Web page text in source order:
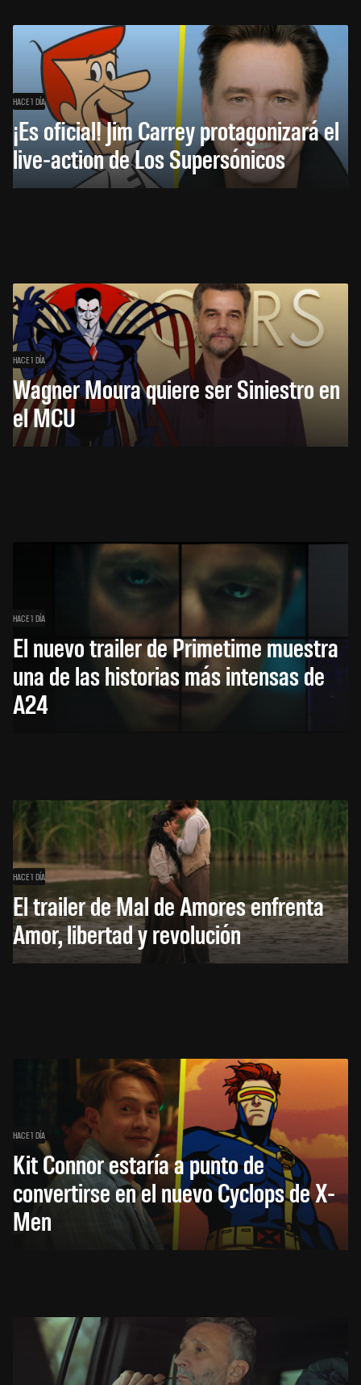
HACE 1 DÍA
¡Es oficial! Jim Carrey protagonizará el
live-action de Los Supersónicos
HACE 1 DÍA
Wagner Moura quiere ser Siniestro en
el MCU
HACE 1 DÍA
El nuevo trailer de Primetime muestra
una de las historias más intensas de
A24
HACE 1 DÍA
El trailer de Mal de Amores enfrenta
Amor, libertad y revolución
HACE 1 DÍA
Kit Connor estaría a punto de
convertirse en el nuevo Cyclops de X-
Men